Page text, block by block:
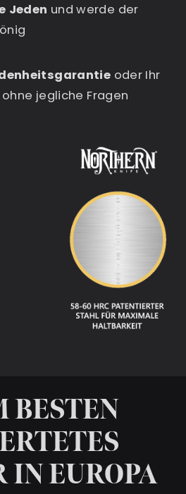
Jeden und werde der
oder Ihr
ohne jegliche Fragen
BESTEN
IN EUROPA